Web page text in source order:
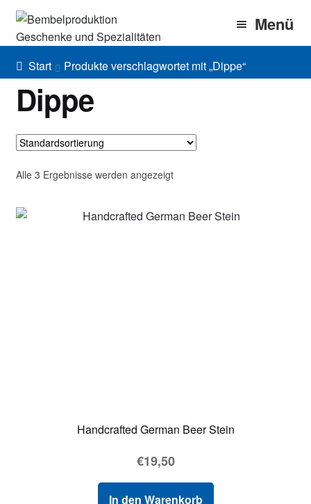
Zur
Navigation
Zum
Inhalt
Menü
Home
Bembel Shop
Imprint/DSGVO
Start Produkte verschlagwortet mit „Dippe“
Dippe
Alle 3 Ergebnisse werden angezeigt
Handcrafted German Beer Stein
€19,50
In den Warenkorb